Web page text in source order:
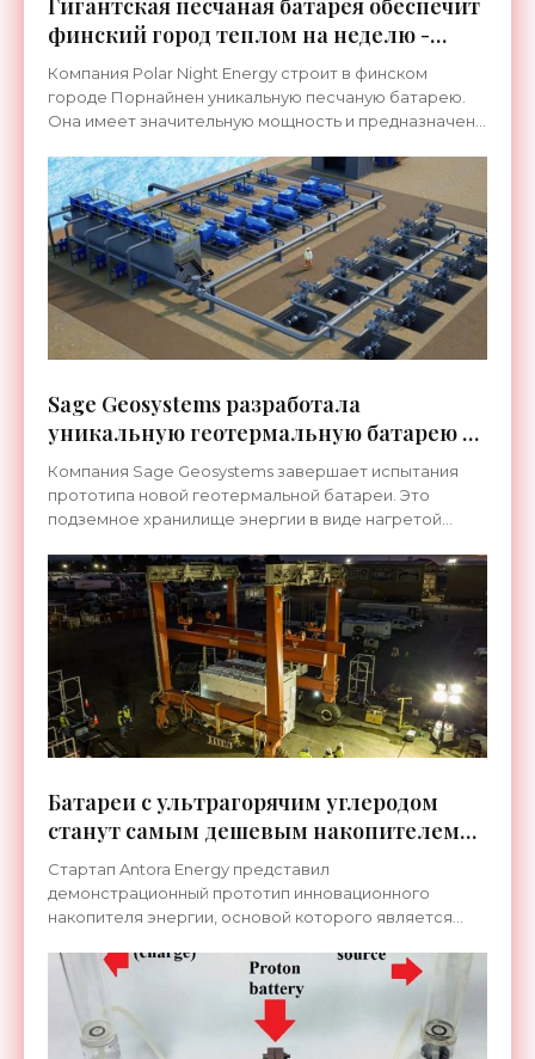
Гигантская песчаная батарея обеспечит
финский город теплом на неделю -
«Технологии»
Компания Polar Night Energy строит в финском
городе Порнайнен уникальную песчаную батарею.
Она имеет значительную мощность и предназначена
технология
Sage Geosystems разработала
уникальную геотермальную батарею с
эффективностью до 200% -
«Технологии»
Компания Sage Geosystems завершает испытания
прототипа новой геотермальной батареи. Это
подземное хранилище энергии в виде нагретой
Или все 200%, если
Батареи с ультрагорячим углеродом
станут самым дешевым накопителем
энергии - «Технологии»
Стартап Antora Energy представил
демонстрационный прототип инновационного
накопителя энергии, основой которого является
°C массива углерода. Модуль